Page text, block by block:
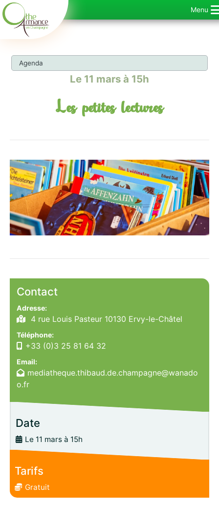
Aller
au
contenu
Menu
Agenda
Le 11 mars à 15h
Les petites lectures
Contact
Adresse:
4 rue Louis Pasteur 10130 Ervy-le-Châtel
Téléphone:
+33 (0)3 25 81 64 32
Email:
mediatheque.thibaud.de.champagne@wanado
o.fr
Date
Le 11 mars à 15h
Tarifs
Gratuit